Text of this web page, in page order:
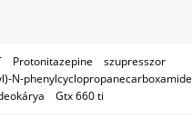
Protonitazepine
szupresszor
N-phenylcyclopropanecarboxamide
Gtx 660 ti